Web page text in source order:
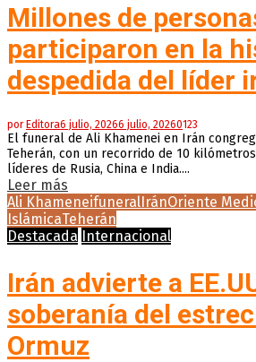
Millones de
participaron en la
despedida del líder
porEditora6 julio, 20266 julio, 20260123
El funeral de Ali Khamenei en Irán
Teherán, con un recorrido de 10
líderes de Rusia, China e India....
Leer más
Ali KhameneifuneralIránOriente
IslámicaTeherán
Destacada Internacional
Irán advierte a
soberanía del
Ormuz